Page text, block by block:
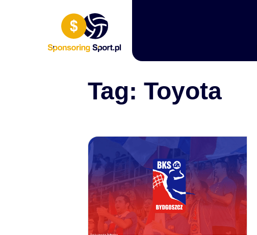
Tag: Toyota